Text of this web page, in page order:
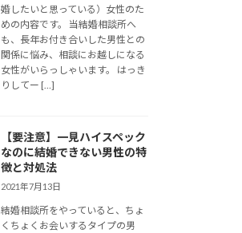
婚したいと思っている）女性のた
めの内容です。 当結婚相談所へ
も、長年お付き合いした男性との
関係に悩み、相談にお越しになる
女性がいらっしゃいます。 はっき
りしてー […]
【要注意】一見ハイスペック
なのに結婚できない男性の特
徴と対処法
2021年7月13日
結婚相談所をやっていると、ちょ
くちょくお会いするタイプの男